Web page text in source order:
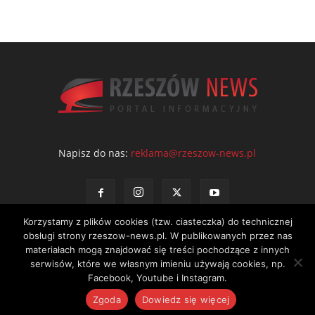
Napisz do nas: reklama@rzeszow-news.pl
Kontakt Polityka prywatności Regulamin portalu
© NEWS Sp. z o.o. - wydawca portalu Rzeszów News. Wszystkie prawa
zastrzeżone. Tel.: 601 97 55 30
Korzystamy z plików cookies (tzw. ciasteczka) do technicznej
obsługi strony rzeszow-news.pl. W publikowanych przez nas
materiałach mogą znajdować się treści pochodzące z innych
serwisów, które we własnym imieniu używają cookies, np.
Facebook, Youtube i Instagram.
Zgoda
Dowiedz się więcej